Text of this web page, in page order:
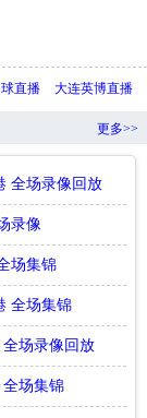
直播 大连英博直播
更多>>
全场录像回放
录像
场集锦
全场集锦
全场录像回放
全场集锦